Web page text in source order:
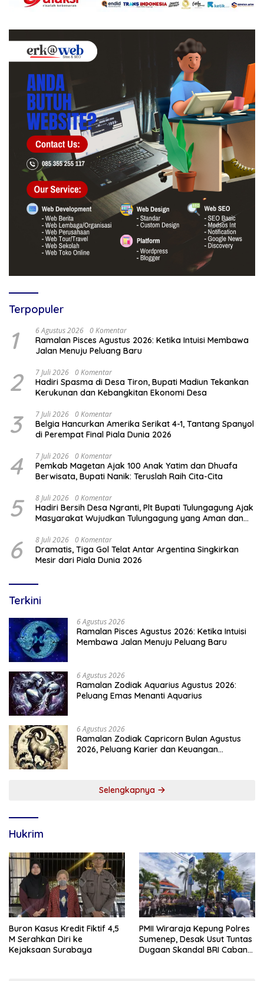
Terpopuler
1 6 Agustus 2026 0 Komentar
Ramalan Pisces Agustus 2026: Ketika Intuisi Membawa
Jalan Menuju Peluang Baru
2 7 Juli 2026 0 Komentar
Hadiri Spasma di Desa Tiron, Bupati Madiun Tekankan
Kerukunan dan Kebangkitan Ekonomi Desa
3 7 Juli 2026 0 Komentar
Belgia Hancurkan Amerika Serikat 4-1, Tantang Spanyol
di Perempat Final Piala Dunia 2026
4 7 Juli 2026 0 Komentar
Pemkab Magetan Ajak 100 Anak Yatim dan Dhuafa
Berwisata, Bupati Nanik: Teruslah Raih Cita-Cita
5 8 Juli 2026 0 Komentar
Hadiri Bersih Desa Ngranti, Plt Bupati Tulungagung Ajak
Masyarakat Wujudkan Tulungagung yang Aman dan
6 8 Juli 2026 0 Komentar
Dramatis, Tiga Gol Telat Antar Argentina Singkirkan
Mesir dari Piala Dunia 2026
Terkini
6 Agustus 2026
Ramalan Pisces Agustus 2026: Ketika Intuisi
Membawa Jalan Menuju Peluang Baru
6 Agustus 2026
Ramalan Zodiak Aquarius Agustus 2026:
Peluang Emas Menanti Aquarius
6 Agustus 2026
Ramalan Zodiak Capricorn Bulan Agustus
2026, Peluang Karier dan Keuangan
Selengkapnya
Hukrim
Buron Kasus Kredit Fiktif 4,5
M Serahkan Diri ke
Kejaksaan Surabaya
PMII Wiraraja Kepung Polres
Sumenep, Desak Usut Tuntas
Dugaan Skandal BRI Cabang